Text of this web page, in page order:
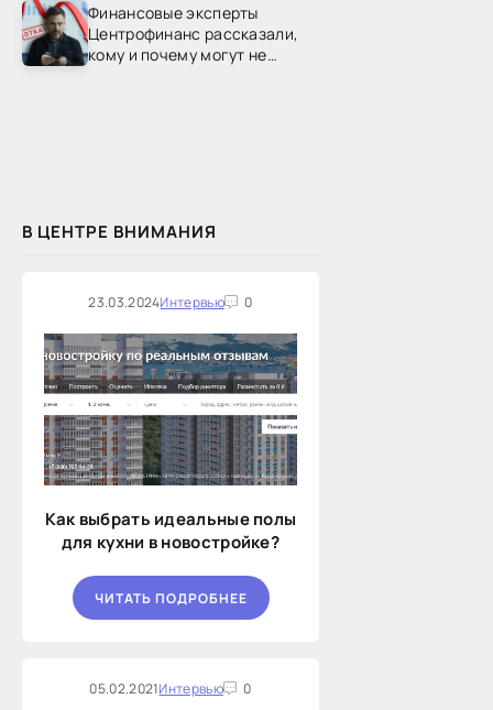
Финансовые эксперты
Центрофинанс рассказали,
кому и почему могут не
В ЦЕНТРЕ ВНИМАНИЯ
23.03.2024Интервью 0
Как выбрать идеальные полы
для кухни в новостройке?
ЧИТАТЬ ПОДРОБНЕЕ
05.02.2021Интервью 0